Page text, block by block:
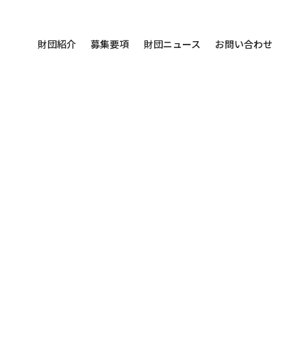
財団紹介 募集要項 財団ニュース お問い合わせ